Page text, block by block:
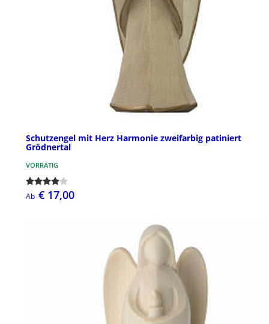
Schutzengel mit Herz Harmonie zweifarbig patiniert
Grödnertal
VORRÄTIG
Ab € 17,00